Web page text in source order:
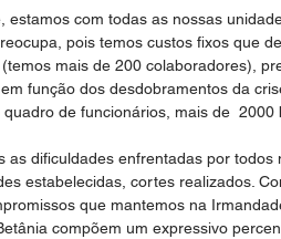
estamos com todas as nossas
pois temos custos fixos que
mais de 200 colaboradores),
função dos desdobramentos da
de funcionários, mais de
as dificuldades enfrentadas por
estabelecidas, cortes realizados.
que mantemos na
compõem um expressivo